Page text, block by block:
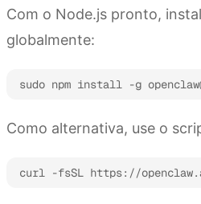
Com o Node.js pronto,
globalmente:
sudo npm install -g
Como alternativa, use o
curl -fsSL https://